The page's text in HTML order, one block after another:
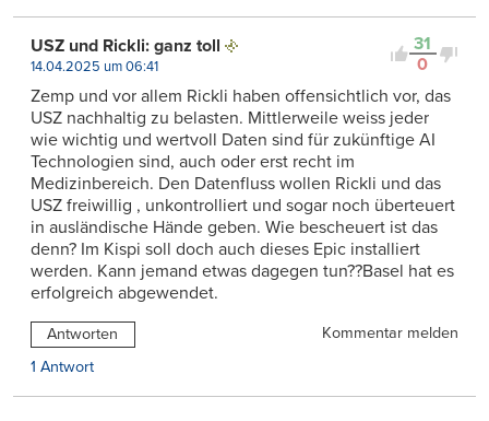
31
0
USZ und Rickli: ganz toll
14.04.2025 um 06:41
Zemp und vor allem Rickli haben offensichtlich vor, das
USZ nachhaltig zu belasten. Mittlerweile weiss jeder
wie wichtig und wertvoll Daten sind für zukünftige AI
Technologien sind, auch oder erst recht im
Medizinbereich. Den Datenfluss wollen Rickli und das
USZ freiwillig , unkontrolliert und sogar noch überteuert
in ausländische Hände geben. Wie bescheuert ist das
denn? Im Kispi soll doch auch dieses Epic installiert
werden. Kann jemand etwas dagegen tun??Basel hat es
erfolgreich abgewendet.
Antworten
Kommentar melden
1 Antwort